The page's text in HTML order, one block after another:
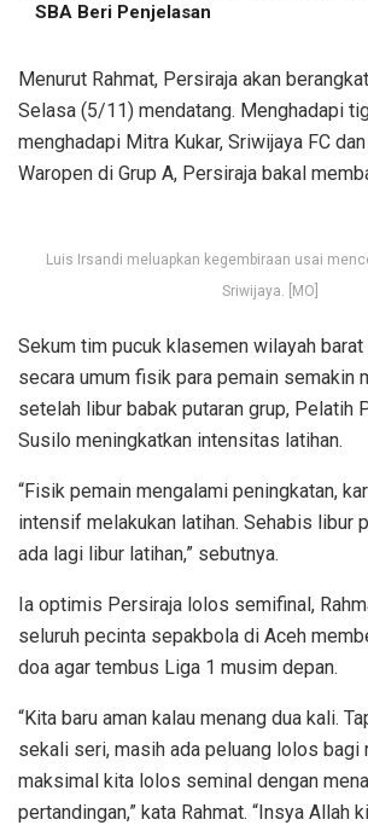
SBA Beri Penjelasan
Menurut Rahmat, Persiraja akan
Selasa (5/11) mendatang. Menghadapi
menghadapi Mitra Kukar, Sriwijaya FC
Waropen di Grup A, Persiraja bakal
Luis Irsandi meluapkan kegembiraan usai
Sriwijaya. [MO]
Sekum tim pucuk klasemen wilayah
secara umum fisik para pemain semakin
setelah libur babak putaran grup, Pelatih
Susilo meningkatkan intensitas latihan.
“Fisik pemain mengalami peningkatan,
intensif melakukan latihan. Sehabis libur
ada lagi libur latihan,” sebutnya.
Ia optimis Persiraja lolos semifinal,
seluruh pecinta sepakbola di Aceh
doa agar tembus Liga 1 musim depan.
“Kita baru aman kalau menang dua kali.
sekali seri, masih ada peluang lolos bagi
maksimal kita lolos seminal dengan
pertandingan,” kata Rahmat. “Insya Allah